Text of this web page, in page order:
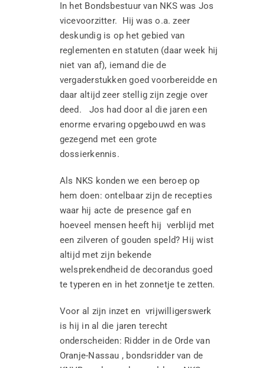
In het Bondsbestuur van NKS was Jos
vicevoorzitter. Hij was o.a. zeer
deskundig is op het gebied van
reglementen en statuten (daar week hij
niet van af), iemand die de
vergaderstukken goed voorbereidde en
daar altijd zeer stellig zijn zegje over
deed. Jos had door al die jaren een
enorme ervaring opgebouwd en was
gezegend met een grote
dossierkennis.
Als NKS konden we een beroep op
hem doen: ontelbaar zijn de recepties
waar hij acte de presence gaf en
hoeveel mensen heeft hij verblijd met
een zilveren of gouden speld? Hij wist
altijd met zijn bekende
welsprekendheid de decorandus goed
te typeren en in het zonnetje te zetten.
Voor al zijn inzet en vrijwilligerswerk
is hij in al die jaren terecht
onderscheiden: Ridder in de Orde van
Oranje-Nassau , bondsridder van de